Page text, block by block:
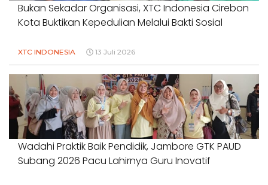
Bukan Sekadar Organisasi, XTC Indonesia Cirebon
Kota Buktikan Kepedulian Melalui Bakti Sosial
XTC INDONESIA 13 Juli 2026
Wadahi Praktik Baik Pendidik, Jambore GTK PAUD
Subang 2026 Pacu Lahirnya Guru Inovatif